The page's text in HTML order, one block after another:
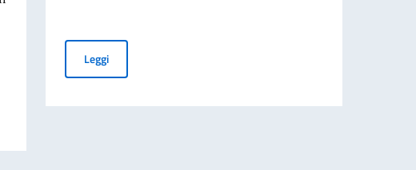
il Padiglione Italia, III proroga dei termini
LeggiMinisteriale Difesa Trilaterale-GCAP